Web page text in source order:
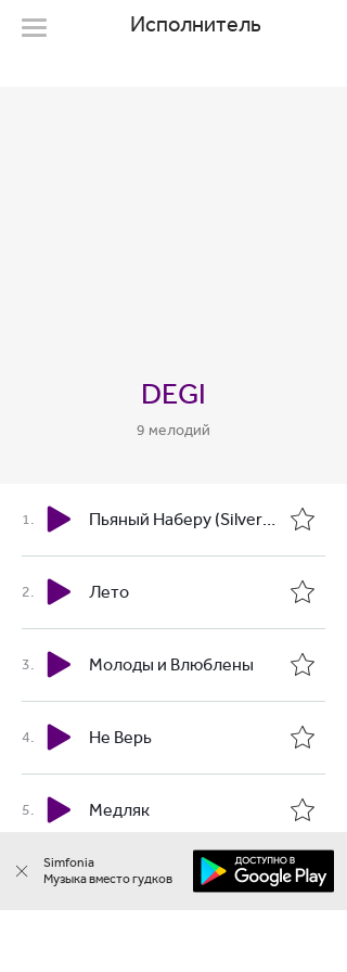
Исполнитель
DEGI
9 мелодий
Пьяный Наберу (Silver Ace Remix)
Лето
Молоды и Влюблены
Не Верь
Медляк
Детство
Simfonia
Музыка вместо гудков